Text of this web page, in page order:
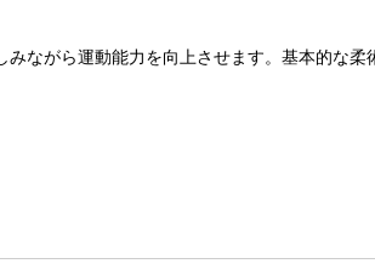
ながら運動能力を向上させます。基本的な柔